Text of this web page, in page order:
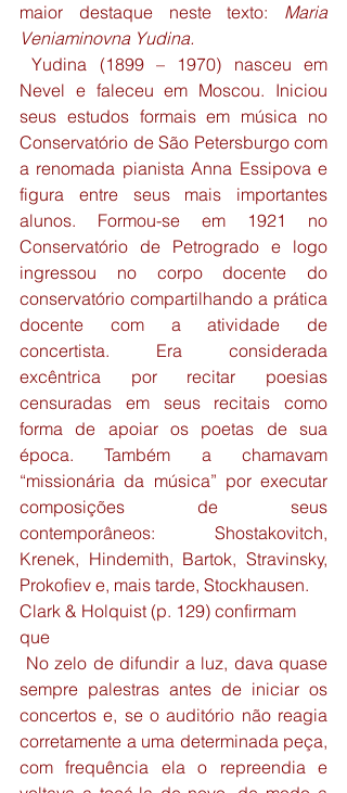
maior destaque neste texto: Maria
Veniaminovna Yudina.
Yudina (1899 – 1970) nasceu em
Nevel e faleceu em Moscou. Iniciou
seus estudos formais em música no
Conservatório de São Petersburgo com
a renomada pianista Anna Essipova e
figura entre seus mais importantes
alunos. Formou-se em 1921 no
Conservatório de Petrogrado e logo
ingressou no corpo docente do
conservatório compartilhando a prática
docente com a atividade de
concertista. Era considerada
excêntrica por recitar poesias
censuradas em seus recitais como
forma de apoiar os poetas de sua
época. Também a chamavam
“missionária da música” por executar
composições de seus
contemporâneos: Shostakovitch,
Krenek, Hindemith, Bartok, Stravinsky,
Prokofiev e, mais tarde, Stockhausen.
Clark & Holquist (p. 129) confirmam
que
No zelo de difundir a luz, dava quase
sempre palestras antes de iniciar os
concertos e, se o auditório não reagia
corretamente a uma determinada peça,
com frequência ela o repreendia e